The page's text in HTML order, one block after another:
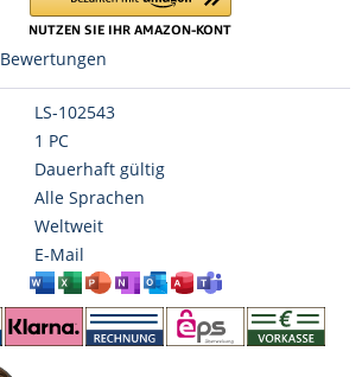
Bewertungen
LS-102543
1 PC
Dauerhaft gültig
Alle Sprachen
Weltweit
E-Mail